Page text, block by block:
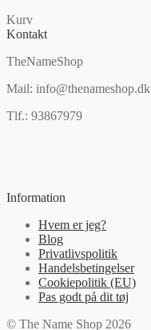
Kurv
Kontakt
TheNameShop
Mail: info@thenameshop.dk
Tlf.: 93867979
Information
Hvem er jeg?
Blog
Privatlivspolitik
Handelsbetingelser
Cookiepolitik (EU)
Pas godt på dit tøj
© The Name Shop 2026